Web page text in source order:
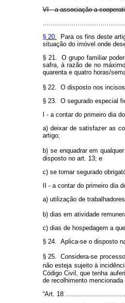
VI - a associação a
§ 20.
Para os fins deste
situação do imóvel onde
§ 21. O grupo familiar
safra, à razão de no
quarenta e quatro horas/
§ 22. O disposto nos
§ 23. O segurado especial
I - a contar do primeiro dia
a) deixar de satisfazer as
artigo;
b) se enquadrar em
disposto no art. 13; e
c) se tornar segurado
II - a contar do primeiro dia
a) utilização de
b) dias em atividade
c) dias de hospedagem a
§ 24. Aplica-se o disposto
§ 25. Considera-se
não esteja sujeito à
Código Civil, que tenha
de recolhimento
“Art. 18